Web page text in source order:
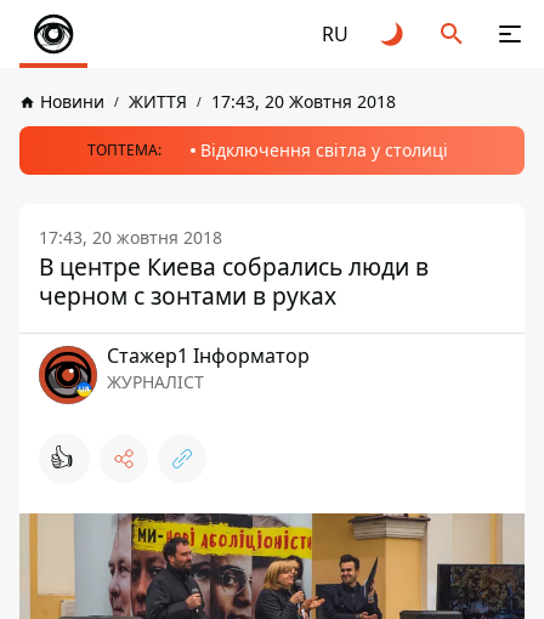
RU
Новини ЖИТТЯ 17:43, 20 Жовтня 2018
ТОПТЕМА: Відключення світла у столиці
17:43, 20 жовтня 2018
В центре Киева собрались люди в
черном с зонтами в руках
Стажер1 Інформатор
ЖУРНАЛІСТ
👍